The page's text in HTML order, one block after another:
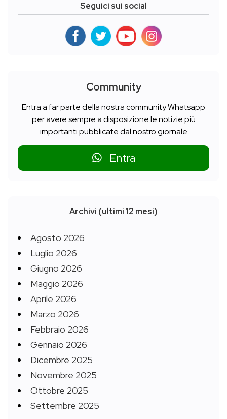
Seguici sui social
Community
Entra a far parte della nostra community Whatsapp
per avere sempre a disposizione le notizie più
importanti pubblicate dal nostro giornale
Entra
Archivi (ultimi 12 mesi)
Agosto 2026
Luglio 2026
Giugno 2026
Maggio 2026
Aprile 2026
Marzo 2026
Febbraio 2026
Gennaio 2026
Dicembre 2025
Novembre 2025
Ottobre 2025
Settembre 2025